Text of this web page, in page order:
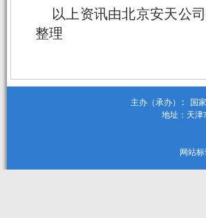
以上资讯由北京安天公
整理
主办（承办）: 国
地址：天
网站